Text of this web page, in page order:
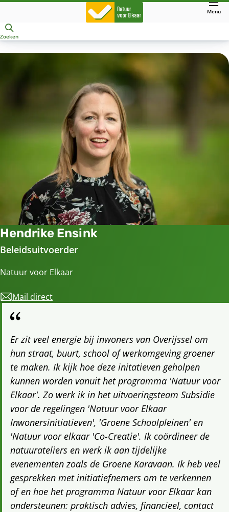
hoofdinhoud
Menu
Zoeken
Hendrike Ensink
Beleidsuitvoerder
Natuur voor Elkaar
Mail direct
Er zit veel energie bij inwoners van Overijssel om
hun straat, buurt, school of werkomgeving groener
te maken. Ik kijk hoe deze initatieven geholpen
kunnen worden vanuit het programma 'Natuur voor
Elkaar'. Zo werk ik in het uitvoeringsteam Subsidie
voor de regelingen 'Natuur voor Elkaar
Inwonersinitiatieven', 'Groene Schoolpleinen' en
'Natuur voor elkaar 'Co-Creatie'. Ik coördineer de
natuurateliers en werk ik aan tijdelijke
evenementen zoals de Groene Karavaan. Ik heb veel
gesprekken met initiatiefnemers om te verkennen
of en hoe het programma Natuur voor Elkaar kan
ondersteunen: praktisch advies, financieel, contact